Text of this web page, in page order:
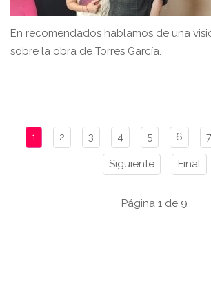
En recomendados hablamos de una
sobre la obra de Torres García.
1 2 3 4 5 6 7
Siguiente Final
Página 1 de 9